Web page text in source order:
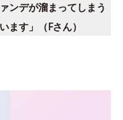
ンデが溜まってしまう
ます」（Fさん）